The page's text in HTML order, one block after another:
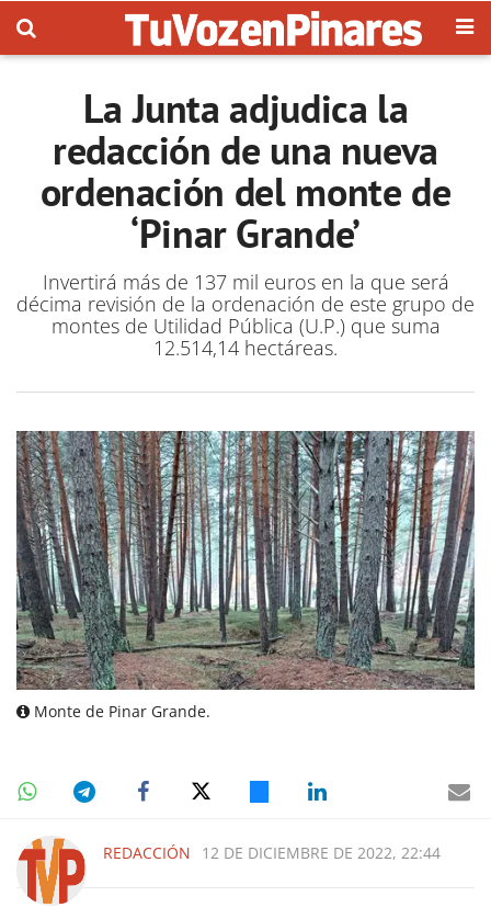
La Junta adjudica la
redacción de una nueva
ordenación del monte de
‘Pinar Grande’
Invertirá más de 137 mil euros en la que será
décima revisión de la ordenación de este grupo de
montes de Utilidad Pública (U.P.) que suma
12.514,14 hectáreas.
Monte de Pinar Grande.
REDACCIÓN 12 DE DICIEMBRE DE 2022, 22:44